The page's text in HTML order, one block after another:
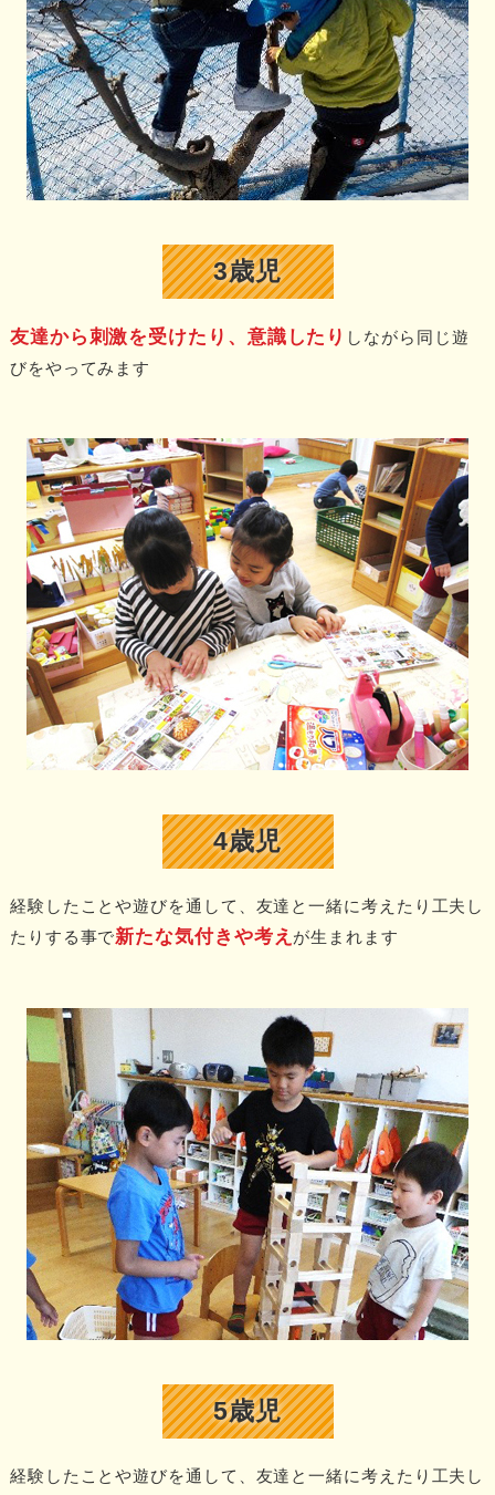
3歳児
友達から刺激を受けたり、意識したり しながら同じ遊
びをやってみます
4歳児
経験したことや遊びを通して、友達と一緒に考えたり工夫し
たりする事で新たな気付きや考え が生まれます
5歳児
経験したことや遊びを通して、友達と一緒に考えたり工夫し